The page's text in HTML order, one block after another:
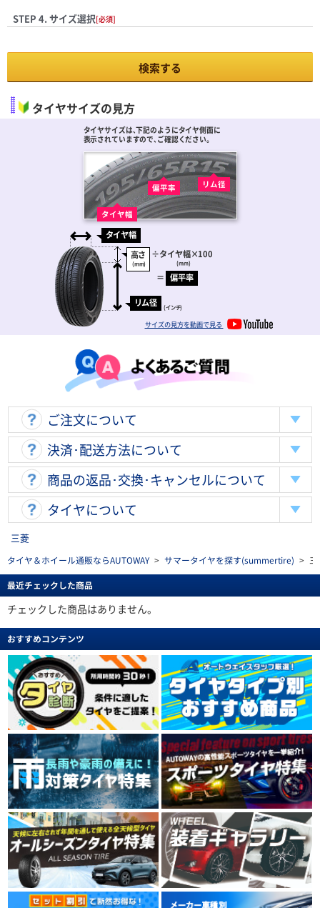
STEP 4. サイズ選択[必須]
検索する
タイヤサイズの見方
タイヤサイズは､下記のようにタイヤ側面に
表示されていますので､ご確認ください。
タイヤ幅
偏平率 リム径
タイヤ幅
高さ
(mm)
÷タイヤ幅
(mm)
×100
＝ 偏平率
リム径 (インチ)
サイズの見方を動画で見る
ご注文について
決済･配送方法について
商品の返品･交換･キャンセルについて
タイヤについて
三菱
タイヤ＆ホイール通販ならAUTOWAY > サマータイヤを探す(summertire) >
最近チェックした商品
チェックした商品はありません。
おすすめコンテンツ